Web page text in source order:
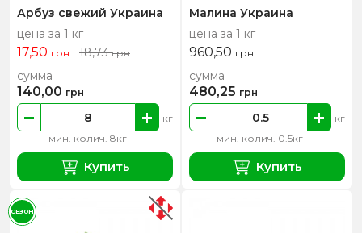
Арбуз свежий Украина
цена за 1 кг
17,50 грн 18,73грн
мин. колич. 8кг
кг
сумма
140,00 грн
Купить
Малина Украина
цена за 1 кг
960,50 грн
мин. колич. 0.5кг
кг
сумма
480,25 грн
Купить
СЕЗОН